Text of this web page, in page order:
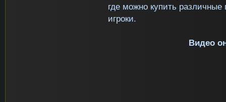
где можно купить
игроки.
Видео